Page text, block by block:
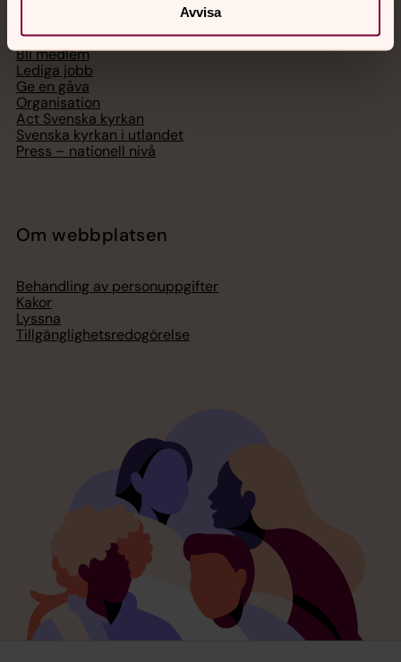
Avvisa
Hitta församling
Bli medlem
Lediga jobb
Ge en gåva
Organisation
Act Svenska kyrkan
Svenska kyrkan i utlandet
Press – nationell nivå
Om webbplatsen
Behandling av personuppgifter
Kakor
Lyssna
Tillgänglighetsredogörelse